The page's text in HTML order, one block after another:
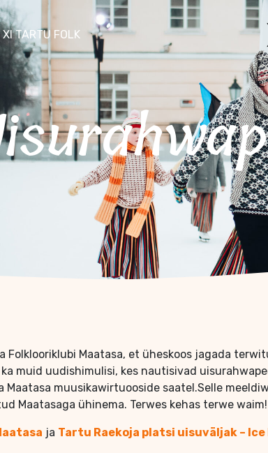
XI TARTU FOLK
Folklooriklubi Maatasa, et üheskoos jagada
muid uudishimulisi, kes nautisivad
muusikawirtuooside saatel.Selle
Maatasaga ühinema. Terwes kehas terwe waim!
ja Tartu Raekoja platsi uisuväljak –